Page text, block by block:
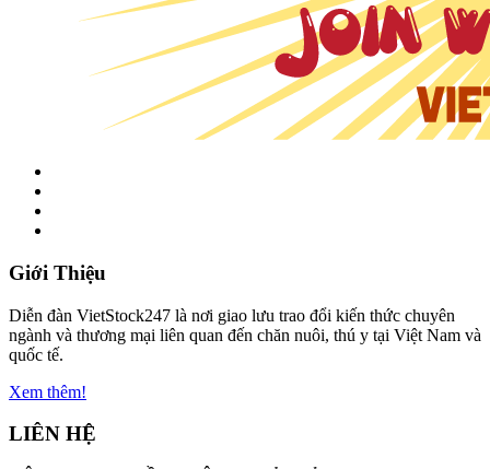
Giới Thiệu
Diễn đàn VietStock247 là nơi giao lưu trao đổi kiến thức chuyên
ngành và thương mại liên quan đến chăn nuôi, thú y tại Việt Nam và
quốc tế.
Xem thêm!
LIÊN HỆ